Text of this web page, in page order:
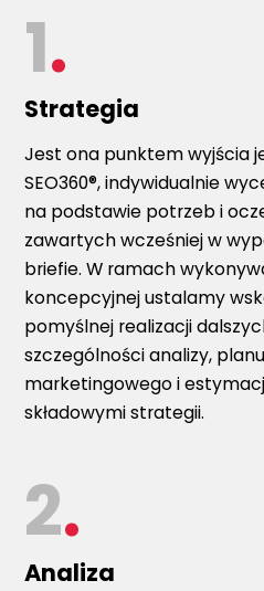
1.
Strategia
Jest ona punktem wyjścia
SEO360®, indywidualnie
na podstawie potrzeb i
zawartych wcześniej w
briefie. W ramach
koncepcyjnej ustalamy
pomyślnej realizacji
szczególności analizy,
marketingowego i
składowymi strategii.
2.
Analiza